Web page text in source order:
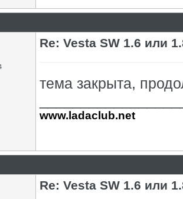
Re: Vesta SW 1.6 или
тема закрыта,
www.ladaclub.net
Re: Vesta SW 1.6 или